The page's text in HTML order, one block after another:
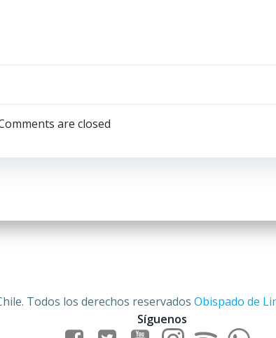
por
las
are closed
Todos los derechos reservados Obispado de
Síguenos